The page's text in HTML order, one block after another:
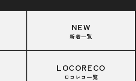
NEW
新着一覧
LOCORECO
ロコレコ一覧